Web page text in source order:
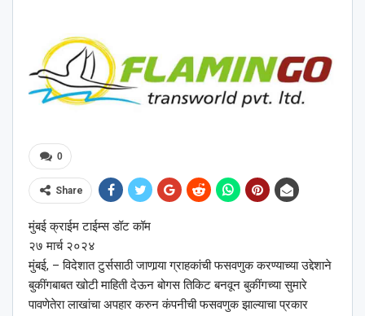
0
Share
मुंबई क्राईम टाईम्स डॉट कॉम
२७ मार्च २०२४
मुंबई, – विदेशात टुर्ससाठी जाणार्‍या ग्राहकांची फसवणुक करण्याच्या उद्देशाने
बुकींगबाबत खोटी माहिती देऊन बोगस तिकिट बनवून बुकींगच्या सुमारे
पावणेतेरा लाखांचा अपहार करुन कंपनीची फसवणुक झाल्याचा प्रकार